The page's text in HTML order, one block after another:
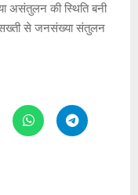
असंतुलन की स्थिति बनी
सख्ती से जनसंख्या संतुलन